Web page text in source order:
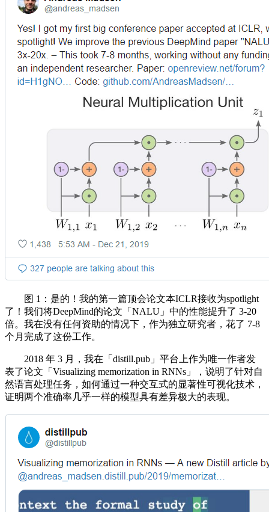
图 1：是的！我的第一篇顶会论文本ICLR接收为spotlight
了！我们将DeepMind的论文「NALU」中的性能提升了 3-20
倍。我在没有任何资助的情况下，作为独立研究者，花了 7-8
个月完成了这份工作。
2018 年 3 月，我在「distill.pub」平台上作为唯一作者发
表了论文「Visualizing memorization in RNNs」，说明了针对自
然语言处理任务，如何通过一种交互式的显著性可视化技术，
证明两个准确率几乎一样的模型具有差异极大的表现。